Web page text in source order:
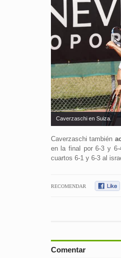
Caverzaschi en Suiza.
Caverzaschi también
en la final por 6-3 y 6-
cuartos 6-1 y 6-3 al
RECOMENDAR
Comentar